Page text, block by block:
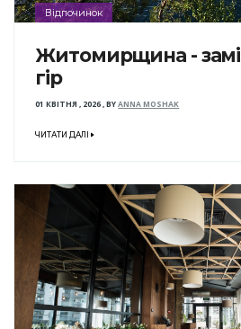
Відпочинок
Житомирщина -
гір
01 КВІТНЯ , 2026,BYANNA MOSHAK
ЧИТАТИ ДАЛІ